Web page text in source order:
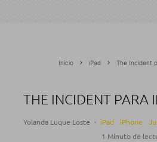
Inicio iPad The Incident
THE INCIDENT PARA
Yolanda Luque Loste · iPad iPhone
1 Minuto de